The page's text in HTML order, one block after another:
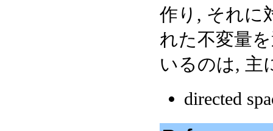
作り, それに
れた不変量
いるのは, 主
directed